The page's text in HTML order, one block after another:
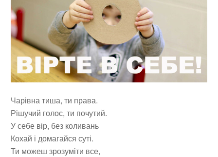
Чарівна тиша, ти права.
Рішучий голос, ти почутий.
У себе вір, без коливань
Кохай і домагайся суті.
Ти можеш зрозуміти все,